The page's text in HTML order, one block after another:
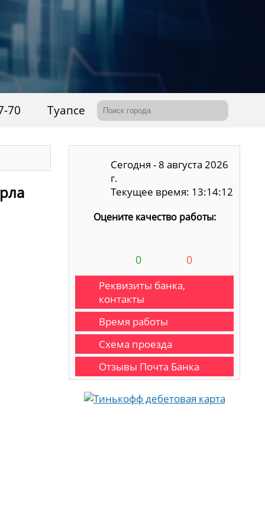
70 Туапсе
Сегодня - 8 августа 2026
г.
Текущее время: 13:14:13
Оцените качество работы:
0 0
Реквизиты банка,
контакты
Время работы
Схема проезда
Отзывы Почта Банка